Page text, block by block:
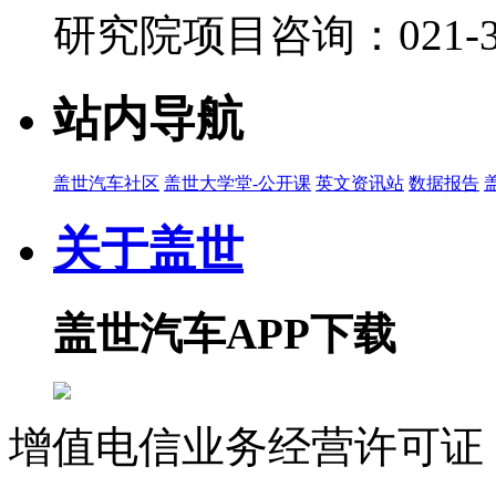
00:37
CES 2025 | 安聪慧：极氪不会收购重组极星
00:20
CES 2025 | 未来三到五年，极氪将聚焦把AI在汽
2025-01-09 14:33
01:52
CES 2025 | 从品牌到产品，极氪和领克都有清晰的
01:12
CES 2025 | 安聪慧：一定要进行本地化的研发，
CES 2025 | 汽车迭代的要求和标准，与手机完全不
研究院项目咨询：021-
站内导航
盖世汽车社区 盖世大学堂-公开课 英文资讯站 数据报告
关于盖世
盖世汽车APP下载
增值电信业务经营许可